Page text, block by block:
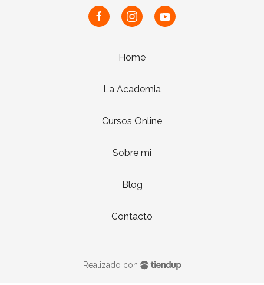
Home
La Academia
Cursos Online
Sobre mi
Blog
Contacto
Realizado con